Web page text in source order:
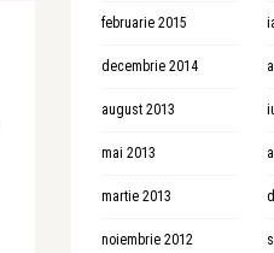
februarie 2015
decembrie 2014
august 2013
mai 2013
martie 2013
noiembrie 2012